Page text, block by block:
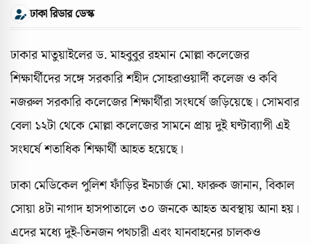
ঢাকা রিডার ডেস্ক
ঢাকার মাতুয়াইলের ড. মাহবুবুর রহমান মোল্লা কলেজের
শিক্ষার্থীদের সঙ্গে সরকারি শহীদ সোহরাওয়ার্দী কলেজ ও কবি
নজরুল সরকারি কলেজের শিক্ষার্থীরা সংঘর্ষে জড়িয়েছে। সোমবার
বেলা ১২টা থেকে মোল্লা কলেজের সামনে প্রায় দুই ঘণ্টাব্যাপী এই
সংঘর্ষে শতাধিক শিক্ষার্থী আহত হয়েছে।
ঢাকা মেডিকেল পুলিশ ফাঁড়ির ইনচার্জ মো. ফারুক জানান, বিকাল
সোয়া ৪টা নাগাদ হাসপাতালে ৩০ জনকে আহত অবস্থায় আনা হয়।
এদের মধ্যে দুই-তিনজন পথচারী এবং যানবাহনের চালকও